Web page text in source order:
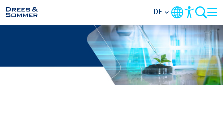
MARKETS
SERVICES
DE